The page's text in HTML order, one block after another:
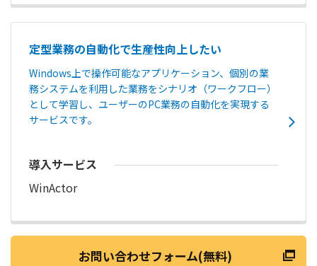
定型業務の自動化で生産性向上したい
Windows上で操作可能なアプリケーション、個別の業
務システムを利用した業務をシナリオ（ワークフロー）
として学習し、ユーザーのPC業務の自動化を実現する
サービスです。
導入サービス
WinActor
お問い合わせフォーム(無料)